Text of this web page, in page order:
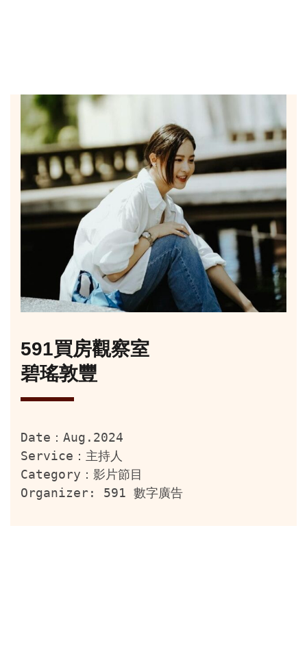
591買房觀察室
碧瑤敦豐
Date：Aug.2024
Service：主持人
Category：影片節目
Organizer: 591 數字廣告